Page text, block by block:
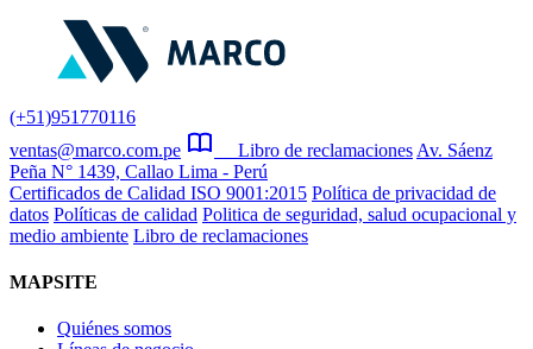
(+51)951770116
ventas@marco.com.pe
Libro de reclamaciones Av. Sáenz
Peña N° 1439, Callao Lima - Perú
Certificados de Calidad ISO 9001:2015 Política de privacidad de
datos Políticas de calidad Politica de seguridad, salud ocupacional y
medio ambiente Libro de reclamaciones
MAPSITE
Quiénes somos